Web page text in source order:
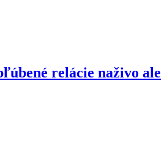
relácie naživo ale